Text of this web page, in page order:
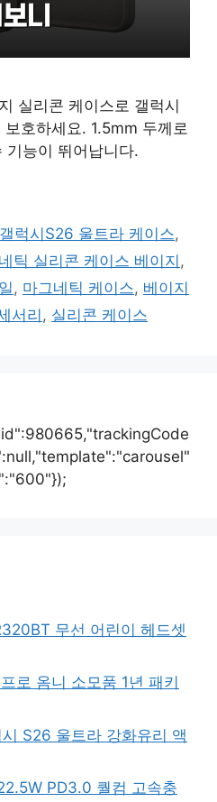
실리콘 케이스로 갤럭시
호하세요. 1.5mm 두께로
기능이 뛰어납니다.
갤럭시S26 울트라 케이스,
틱 실리콘 케이스 베이지,
, 마그네틱 케이스, 베이지
서리 , 실리콘 케이스
무선 어린이 헤드셋
로 옴니 소모품 1년 패키
S26 울트라 강화유리 액
PD3.0 퀄컴 고속충